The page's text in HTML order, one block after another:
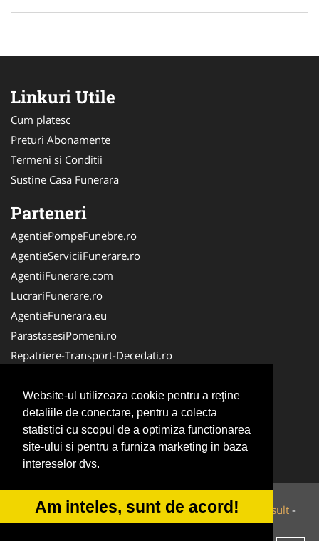
Website-ul utilizeaza cookie pentru a reţine
detaliile de conectare, pentru a colecta
statistici cu scopul de a optimiza functionarea
site-ului si pentru a furniza marketing in baza
intereselor dvs.
Am inteles, sunt de acord!
Linkuri Utile
Cum platesc
Preturi Abonamente
Termeni si Conditii
Sustine Casa Funerara
Parteneri
AgentiePompeFunebre.ro
AgentieServiciiFunerare.ro
AgentiiFunerare.com
LucrariFunerare.ro
AgentieFunerara.eu
ParastasesiPomeni.ro
Repatriere-Transport-Decedati.ro
CasaFunerara.com
NonStopDeschis.ro
NonStopFunerare.ro
Transport-Funerar.com
© 2014-2026 Powered byVilonMedia&Tokaido Consult -